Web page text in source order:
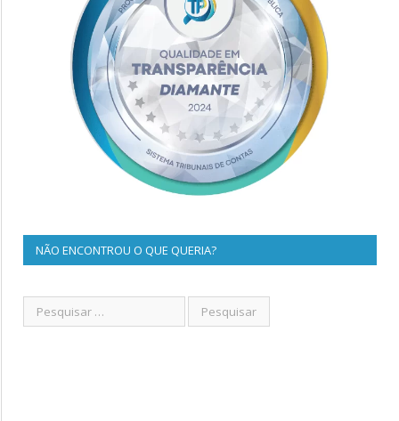
NÃO ENCONTROU O QUE QUERIA?